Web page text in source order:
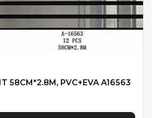
58CM*2.8M, PVC+EVA A16563